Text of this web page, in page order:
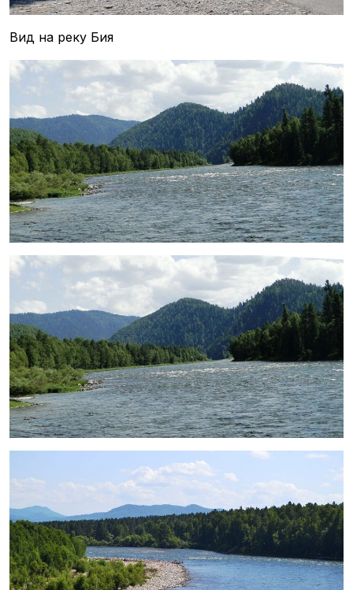
Вид на реку Бия